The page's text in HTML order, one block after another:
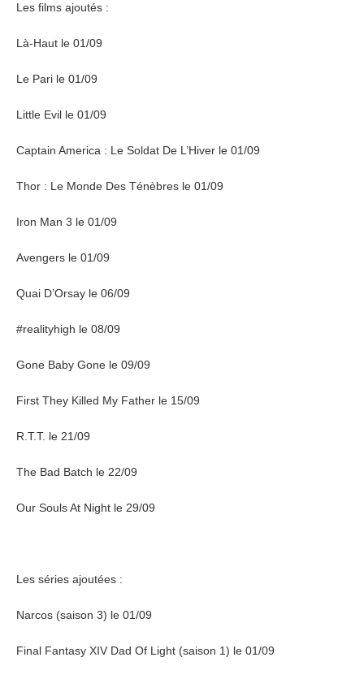
Les films ajoutés :
Là-Haut le 01/09
Le Pari le 01/09
Little Evil le 01/09
Captain America : Le Soldat De L’Hiver le 01/09
Thor : Le Monde Des Ténèbres le 01/09
Iron Man 3 le 01/09
Avengers le 01/09
Quai D’Orsay le 06/09
#realityhigh le 08/09
Gone Baby Gone le 09/09
First They Killed My Father le 15/09
R.T.T. le 21/09
The Bad Batch le 22/09
Our Souls At Night le 29/09
Les séries ajoutées :
Narcos (saison 3) le 01/09
Final Fantasy XIV Dad Of Light (saison 1) le 01/09